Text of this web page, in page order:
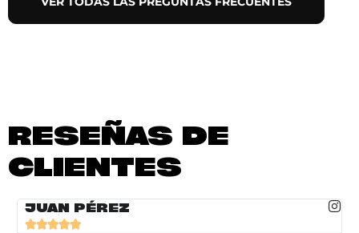
RESEÑAS DE
CLIENTES
JUAN PÉREZ
